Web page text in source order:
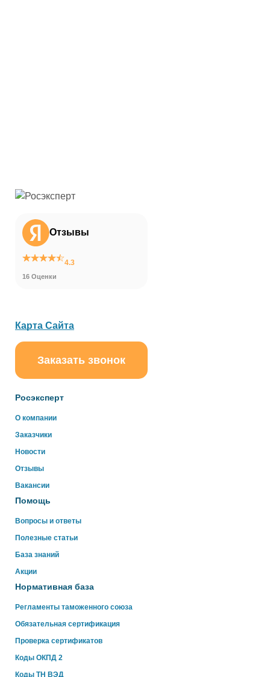
Отзывы
4.3
16 Оценки
Росэксперт
О компании
Заказчики
Новости
Отзывы
Вакансии
Помощь
Вопросы и ответы
Полезные статьи
База знаний
Акции
Нормативная база
Регламенты таможенного союза
Обязательная сертификация
Проверка сертификатов
Коды ОКПД 2
Коды ТН ВЭД
Карта Сайта
Заказать звонок
online
Здравствуйте!
Свяжитесь с нами через WhatsApp нажав на кнопку